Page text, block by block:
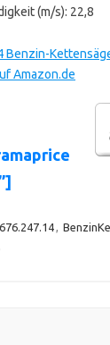
(m/s): 22,8
Amazon.de
,